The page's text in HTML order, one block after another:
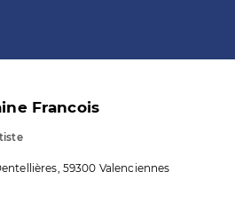
Francois
59300 Valenciennes